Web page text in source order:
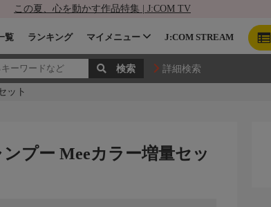
この夏、心を動かす作品特集 | J:COM TV
覧 ランキング マイメニュー J:COM STREAM
詳細検索
ット
プー Meeカラー増量セッ